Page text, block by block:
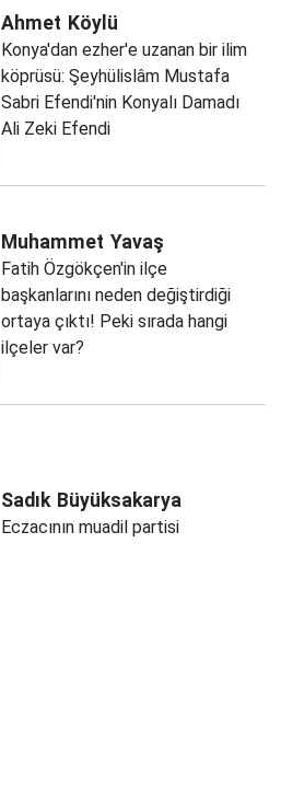
Ahmet Köylü
Konya'dan ezher'e uzanan bir ilim
köprüsü: Şeyhülislâm Mustafa
Sabri Efendi'nin Konyalı Damadı
Ali Zeki Efendi
Muhammet Yavaş
Fatih Özgökçen'in ilçe
başkanlarını neden değiştirdiği
ortaya çıktı! Peki sırada hangi
ilçeler var?
Sadık Büyüksakarya
Eczacının muadil partisi